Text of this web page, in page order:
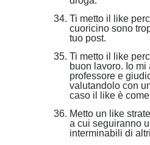
Ti metto il like
cuoricino sono
tuo post.
Ti metto il like
buon lavoro. Io mi
professore e
valutandolo con
caso il like è
Metto un like
a cui seguiranno
interminabili di